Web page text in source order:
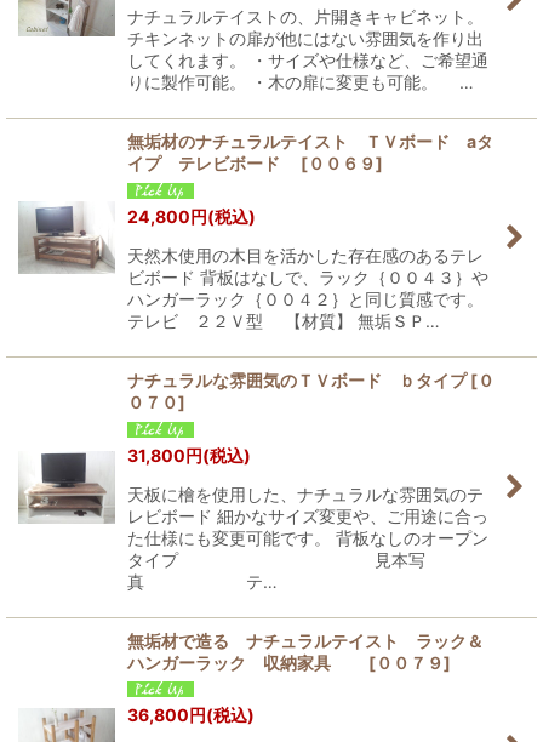
ナチュラルテイストの、片開きキャビネット。
チキンネットの扉が他にはない雰囲気を作り出
してくれます。 ・サイズや仕様など、ご希望通
りに製作可能。 ・木の扉に変更も可能。 …
無垢材のナチュラルテイスト ＴＶボード aタ
イプ テレビボード
[００６９]
24,800円(税込)
天然木使用の木目を活かした存在感のあるテレ
ビボード 背板はなしで、ラック｛００４３｝や
ハンガーラック｛００４２｝と同じ質感です。
テレビ ２２Ｖ型 【材質】 無垢ＳＰ…
ナチュラルな雰囲気のＴＶボード ｂタイプ [０
０７０]
31,800円(税込)
天板に檜を使用した、ナチュラルな雰囲気のテ
レビボード 細かなサイズ変更や、ご用途に合っ
た仕様にも変更可能です。 背板なしのオープン
タイプ 見本写
真 テ…
無垢材で造る ナチュラルテイスト ラック＆
ハンガーラック 収納家具
[００７９]
36,800円(税込)